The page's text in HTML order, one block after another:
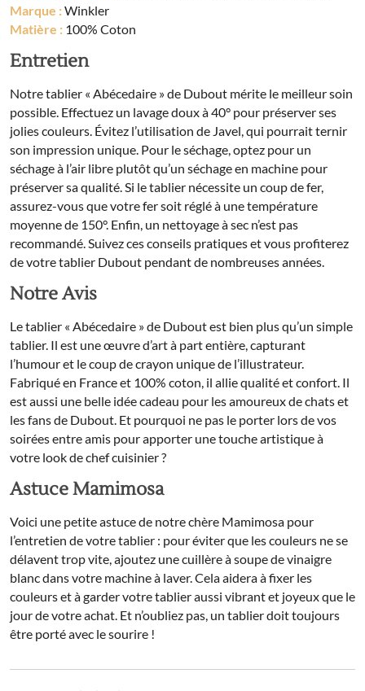
Marque :Winkler
Matière : 100% Coton
Entretien
Notre tablier « Abécedaire » de Dubout mérite le meilleur soin
possible. Effectuez un lavage doux à 40° pour préserver ses
jolies couleurs. Évitez l’utilisation de Javel, qui pourrait ternir
son impression unique. Pour le séchage, optez pour un
séchage à l’air libre plutôt qu’un séchage en machine pour
préserver sa qualité. Si le tablier nécessite un coup de fer,
assurez-vous que votre fer soit réglé à une température
moyenne de 150°. Enfin, un nettoyage à sec n’est pas
recommandé. Suivez ces conseils pratiques et vous profiterez
de votre tablier Dubout pendant de nombreuses années.
Notre Avis
Le tablier « Abécedaire » de Dubout est bien plus qu’un simple
tablier. Il est une œuvre d’art à part entière, capturant
l’humour et le coup de crayon unique de l’illustrateur.
Fabriqué en France et 100% coton, il allie qualité et confort. Il
est aussi une belle idée cadeau pour les amoureux de chats et
les fans de Dubout. Et pourquoi ne pas le porter lors de vos
soirées entre amis pour apporter une touche artistique à
votre look de chef cuisinier ?
Astuce Mamimosa
Voici une petite astuce de notre chère Mamimosa pour
l’entretien de votre tablier : pour éviter que les couleurs ne se
délavent trop vite, ajoutez une cuillère à soupe de vinaigre
blanc dans votre machine à laver. Cela aidera à fixer les
couleurs et à garder votre tablier aussi vibrant et joyeux que le
jour de votre achat. Et n’oubliez pas, un tablier doit toujours
être porté avec le sourire !